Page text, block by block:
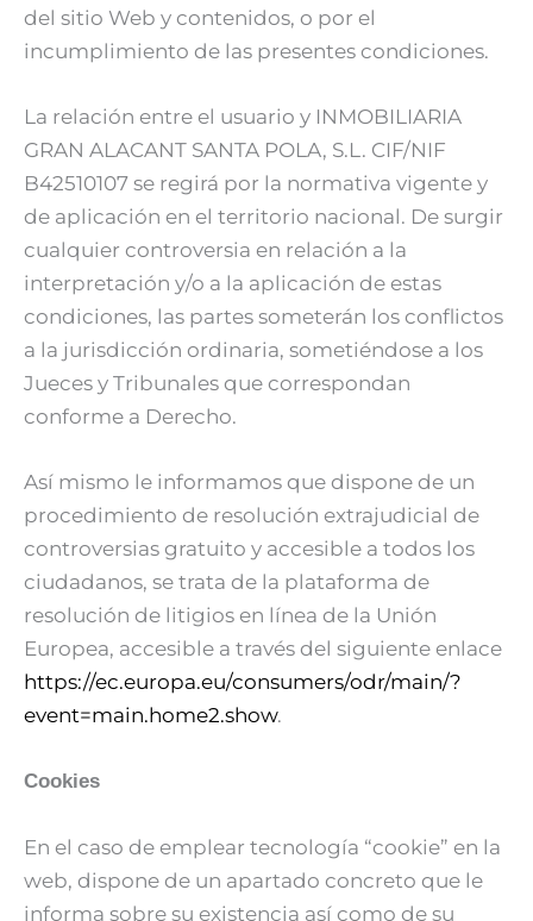
del sitio Web y contenidos, o por el
incumplimiento de las presentes condiciones.
La relación entre el usuario y INMOBILIARIA
GRAN ALACANT SANTA POLA, S.L. CIF/NIF
B42510107 se regirá por la normativa vigente y
de aplicación en el territorio nacional. De surgir
cualquier controversia en relación a la
interpretación y/o a la aplicación de estas
condiciones, las partes someterán los conflictos
a la jurisdicción ordinaria, sometiéndose a los
Jueces y Tribunales que correspondan
conforme a Derecho.
Así mismo le informamos que dispone de un
procedimiento de resolución extrajudicial de
controversias gratuito y accesible a todos los
ciudadanos, se trata de la plataforma de
resolución de litigios en línea de la Unión
Europea, accesible a través del siguiente enlace
https://ec.europa.eu/consumers/odr/main/?
event=main.home2.show.
Cookies
En el caso de emplear tecnología “cookie” en la
web, dispone de un apartado concreto que le
informa sobre su existencia así como de su